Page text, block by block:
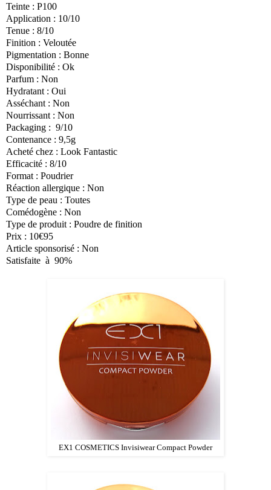
Teinte : P100
Application : 10/10
Tenue : 8/10
Finition : Veloutée
Pigmentation : Bonne
Disponibilité : Ok
Parfum : Non
Hydratant : Oui
Asséchant : Non
Nourrissant : Non
Packaging : 9/10
Contenance : 9,5g
Acheté chez : Look Fantastic
Efficacité : 8/10
Format : Poudrier
Réaction allergique : Non
Type de peau : Toutes
Comédogène : Non
Type de produit : Poudre de finition
Prix : 10€95
Article sponsorisé : Non
Satisfaite à 90%
EX1 COSMETICS Invisiwear Compact Powder